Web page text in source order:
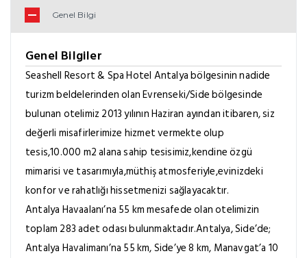
Genel Bilgi
Genel Bilgiler
Seashell Resort & Spa Hotel Antalya bölgesinin nadide
turizm beldelerinden olan Evrenseki/Side bölgesinde
bulunan otelimiz 2013 yılının Haziran ayından itibaren, siz
değerli misafirlerimize hizmet vermekte olup
tesis,10.000 m2 alana sahip tesisimiz,kendine özgü
mimarisi ve tasarımıyla,müthiş atmosferiyle,evinizdeki
konfor ve rahatlığı hissetmenizi sağlayacaktır.
Antalya Havaalanı’na 55 km mesafede olan otelimizin
toplam 283 adet odası bulunmaktadır.Antalya, Side’de;
Antalya Havalimanı’na 55 km, Side’ye 8 km, Manavgat’a 10